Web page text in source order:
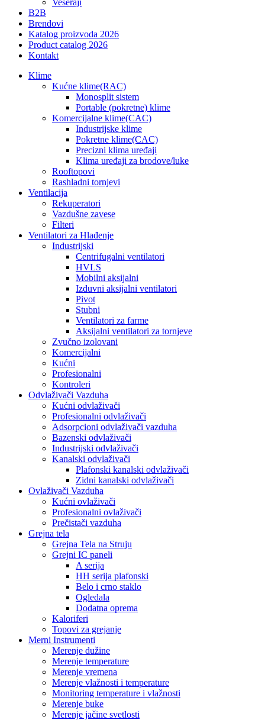
Vešeraji
B2B
Brendovi
Katalog proizvoda 2026
Product catalog 2026
Kontakt
Klime
Kućne klime(RAC)
Monosplit sistem
Portable (pokretne) klime
Komercijalne klime(CAC)
Industrijske klime
Pokretne klime(CAC)
Precizni klima uređaji
Klima uređaji za brodove/luke
Rooftopovi
Rashladni tornjevi
Ventilacija
Rekuperatori
Vazdušne zavese
Filteri
Ventilatori za Hlađenje
Industrijski
Centrifugalni ventilatori
HVLS
Mobilni aksijalni
Izduvni aksijalni ventilatori
Pivot
Stubni
Ventilatori za farme
Aksijalni ventilatori za tornjeve
Zvučno izolovani
Komercijalni
Kućni
Profesionalni
Kontroleri
Odvlaživači Vazduha
Kućni odvlaživači
Profesionalni odvlaživači
Adsorpcioni odvlaživači vazduha
Bazenski odvlaživači
Industrijski odvlaživači
Kanalski odvlaživači
Plafonski kanalski odvlaživači
Zidni kanalski odvlaživači
Ovlaživači Vazduha
Kućni ovlaživači
Profesionalni ovlaživači
Prečistači vazduha
Grejna tela
Grejna Tela na Struju
Grejni IC paneli
A serija
HH serija plafonski
Belo i crno staklo
Ogledala
Dodatna oprema
Kaloriferi
Topovi za grejanje
Merni Instrumenti
Merenje dužine
Merenje temperature
Merenje vremena
Merenje vlažnosti i temperature
Monitoring temperature i vlažnosti
Merenje buke
Merenje jačine svetlosti